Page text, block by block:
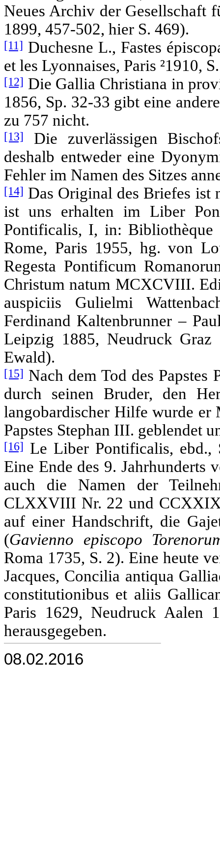
Neues Archiv der Gesellschaft
1899, 457-502, hier S. 469).
[11] Duchesne L., Fastes
et les Lyonnaises, Paris ²1910,
[12] Die Gallia Christiana in
1856, Sp. 32-33 gibt eine
zu 757 nicht.
[13]
Die zuverlässigen
deshalb entweder eine
Fehler im Namen des Sitzes
[14] Das Original des Briefes ist
ist uns erhalten im Liber
Pontificalis, I, in: Bibliothèque
Rome, Paris 1955, hg. von
Regesta Pontificum
Christum natum MCXCVIII.
auspiciis Gulielmi
Ferdinand Kaltenbrunner –
Leipzig 1885, Neudruck
Ewald).
[15] Nach dem Tod des
durch seinen Bruder, den
langobardischer Hilfe wurde er
Papstes Stephan III. geblendet
[16] Le Liber Pontificalis,
Eine Ende des 9. Jahrhunderts
auch die Namen der
CLXXVIII Nr. 22 und
auf einer Handschrift, die
(Gavienno episcopo
Roma 1735, S. 2). Eine heute
Jacques, Concilia antiqua
constitutionibus et aliis
Paris 1629, Neudruck
herausgegeben.
08.02.2016